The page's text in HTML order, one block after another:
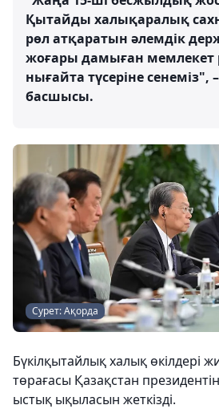
Қытайды халықаралық
рөл атқаратын әлемдік
жоғары дамыған мемлекет
нығайта түсеріне сенеміз",
басшысы.
Сурет: Ақорда
Бүкілқытайлық халық өкілдері
төрағасы Қазақстан
ыстық ықыласын жеткізді.